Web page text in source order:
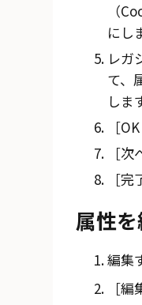
（
にし
レガ
て、
しま
次
完
属性
編集
編